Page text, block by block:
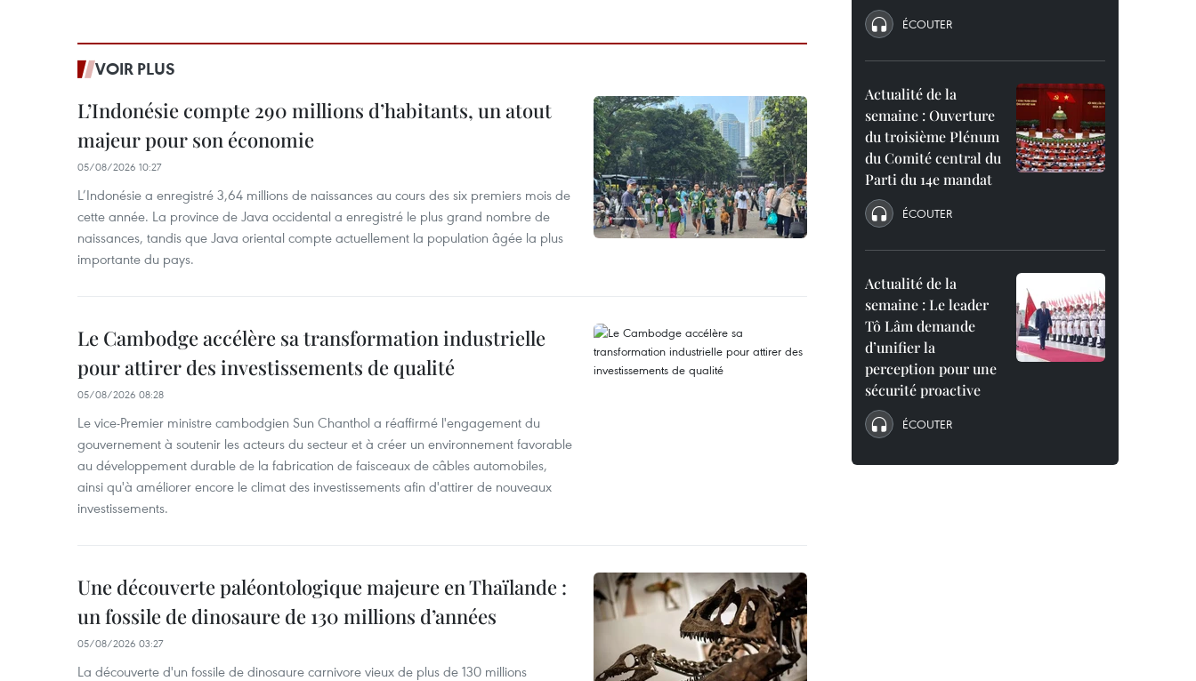
VOIR PLUS
L’Indonésie compte 290 millions d’habitants, un atout
majeur pour son économie
05/08/2026 10:27
L’Indonésie a enregistré 3,64 millions de naissances au cours des six premiers mois de
cette année. La province de Java occidental a enregistré le plus grand nombre de
naissances, tandis que Java oriental compte actuellement la population âgée la plus
importante du pays.
Le Cambodge accélère sa transformation industrielle
pour attirer des investissements de qualité
05/08/2026 08:28
Le vice-Premier ministre cambodgien Sun Chanthol a réaffirmé l'engagement du
gouvernement à soutenir les acteurs du secteur et à créer un environnement favorable
au développement durable de la fabrication de faisceaux de câbles automobiles,
ainsi qu'à améliorer encore le climat des investissements afin d'attirer de nouveaux
investissements.
Une découverte paléontologique majeure en Thaïlande :
un fossile de dinosaure de 130 millions d’années
05/08/2026 03:27
La découverte d'un fossile de dinosaure carnivore vieux de plus de 130 millions
ÉCOUTER
Actualité de la
semaine : Ouverture
du troisième Plénum
du Comité central du
Parti du 14e mandat
ÉCOUTER
Actualité de la
semaine : Le leader
Tô Lâm demande
d’unifier la
perception pour une
sécurité proactive
ÉCOUTER